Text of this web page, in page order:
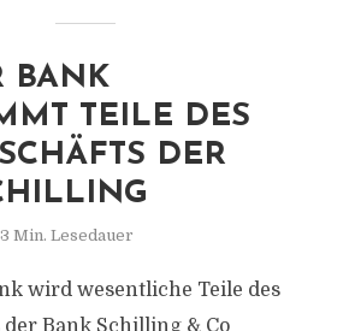
BANK
TEILE DES
DER
3 Min. Lesedauer
wird wesentliche Teile des
Bank Schilling & Co